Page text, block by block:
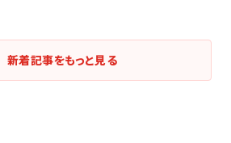
新着記事をもっと見る